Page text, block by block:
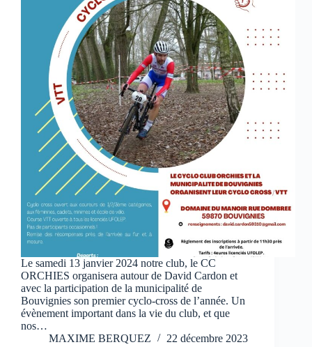
Le samedi 13 janvier 2024 notre club, le CC
ORCHIES organisera autour de David Cardon et
avec la participation de la municipalité de
Bouvignies son premier cyclo-cross de l’année. Un
évènement important dans la vie du club, et que
nos…
MAXIME BERQUEZ
22 décembre 2023